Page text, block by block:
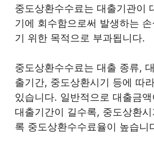
중도상환수수료는 대출기관이
기에 회수함으로써 발생하는
기 위한 목적으로 부과됩니다.
중도상환수수료는 대출 종류,
출기간, 중도상환시기 등에 따
있습니다. 일반적으로 대출금
대출기간이 길수록, 중도상환
록 중도상환수수료율이 높습니